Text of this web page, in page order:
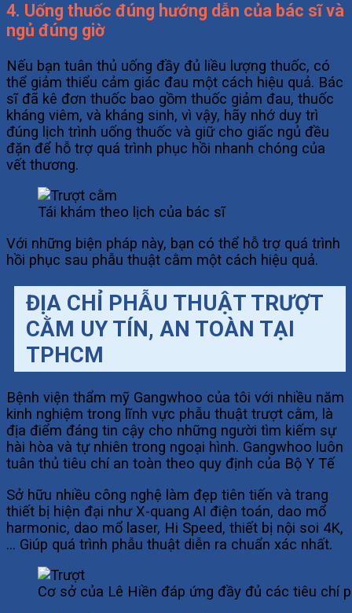
4. Uống thuốc đúng hướng dẫn của bác sĩ và
ngủ đúng giờ
Nếu bạn tuân thủ uống đầy đủ liều lượng thuốc, có
thể giảm thiểu cảm giác đau một cách hiệu quả. Bác
sĩ đã kê đơn thuốc bao gồm thuốc giảm đau, thuốc
kháng viêm, và kháng sinh, vì vậy, hãy nhớ duy trì
đúng lịch trình uống thuốc và giữ cho giấc ngủ đều
đặn để hỗ trợ quá trình phục hồi nhanh chóng của
vết thương.
Tái khám theo lịch của bác sĩ
Với những biện pháp này, bạn có thể hỗ trợ quá trình
hồi phục sau phẫu thuật cằm một cách hiệu quả.
ĐỊA CHỈ PHẪU THUẬT TRƯỢT
CẰM UY TÍN, AN TOÀN TẠI
TPHCM
Bệnh viện thẩm mỹ Gangwhoo của tôi với nhiều năm
kinh nghiệm trong lĩnh vực phẫu thuật trượt cằm, là
địa điểm đáng tin cậy cho những người tìm kiếm sự
hài hòa và tự nhiên trong ngoại hình. Gangwhoo luôn
tuân thủ tiêu chí an toàn theo quy định của Bộ Y Tế
Sở hữu nhiều công nghệ làm đẹp tiên tiến và trang
thiết bị hiện đại như X-quang AI điện toán, dao mổ
harmonic, dao mổ laser, Hi Speed, thiết bị nội soi 4K,
… Giúp quá trình phẫu thuật diễn ra chuẩn xác nhất.
Cơ sở của Lê Hiền đáp ứng đầy đủ các tiêu chí